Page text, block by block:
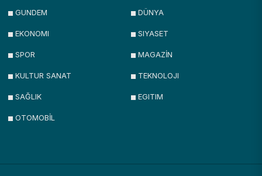
GUNDEM DÜNYA
EKONOMI SIYASET
SPOR MAGAZİN
KULTUR SANAT TEKNOLOJI
SAĞLIK EGITIM
OTOMOBİL